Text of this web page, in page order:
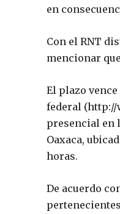
en
Con el RNT
mencionar
El plazo
federal (http://
presencial en
Oaxaca,
horas.
De acuerdo